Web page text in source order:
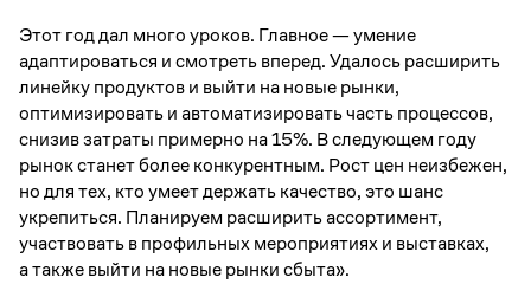
Этот год дал много уроков. Главное — умение
адаптироваться и смотреть вперед. Удалось расширить
линейку продуктов и выйти на новые рынки,
оптимизировать и автоматизировать часть процессов,
снизив затраты примерно на 15%. В следующем году
рынок станет более конкурентным. Рост цен неизбежен,
но для тех, кто умеет держать качество, это шанс
укрепиться. Планируем расширить ассортимент,
участвовать в профильных мероприятиях и выставках,
а также выйти на новые рынки сбыта».